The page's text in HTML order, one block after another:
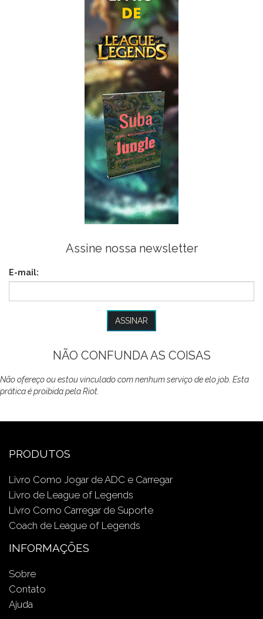
Assine nossa newsletter
E-mail:
NÃO CONFUNDA AS COISAS
Não ofereço ou estou vinculado com nenhum serviço de elo job. Esta
prática é proibida pela Riot.
PRODUTOS
Livro Como Jogar de ADC e Carregar
Livro de League of Legends
Livro Como Carregar de Suporte
Coach de League of Legends
INFORMAÇÕES
Sobre
Contato
Ajuda